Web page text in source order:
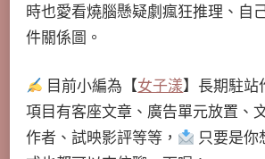
時也愛看燒腦懸疑劇瘋狂推理、自
件關係圖。
目前小編為【女子漾】長期駐站
項目有客座文章、廣告單元放置、
作者、試映影評等等，
只要是你